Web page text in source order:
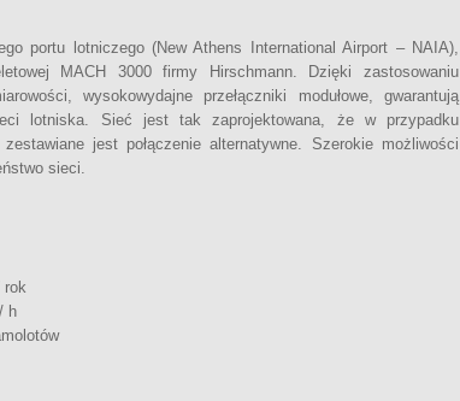
portu lotniczego (New Athens International Airport – NAIA),
MACH 3000 firmy Hirschmann. Dzięki zastosowaniu
wysokowydajne przełączniki modułowe, gwarantują
lotniska. Sieć jest tak zaprojektowana, że w przypadku
jest połączenie alternatywne. Szerokie możliwości
sieci.
rok
h